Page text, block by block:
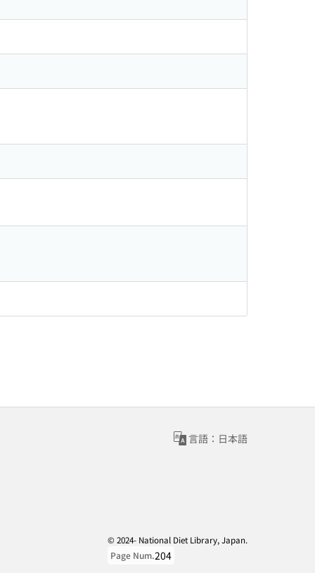
言語：日本語
© 2024- National Diet Library, Japan.
Page Num.204